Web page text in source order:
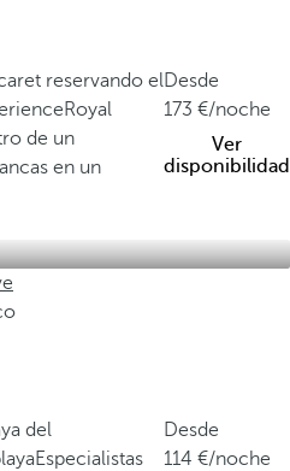
reservando el
Royal
de un
en un
Desde
173
/noche
Ver
disponibilidad
del
Especialistas
Desde
114
/noche